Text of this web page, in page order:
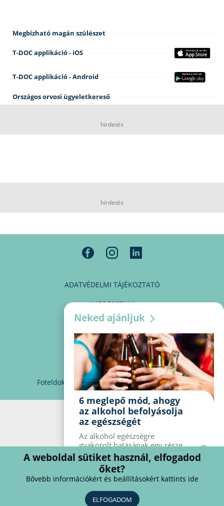
Megbízható magán szülészet
T-DOC applikáció - iOS
T-DOC applikáció - Android
Országos orvosi ügyeletkereső
hirdetés
hirdetés
ADATVÉDELMI TÁJÉKOZTATÓ
IMPRESSZUM
MÉDIAAJÁNLAT
PARTNEREINK
KAPCSOLAT
Foteldoki info@foteldoki.hu Süti beállítások
Neked ajánljuk
6 meglepő mód, ahogy
az alkohol befolyásolja
az egészségét
Az alkohol egészségre
gyakorolt ​​hatásának egy része
jól ismert, mások azonban
meglepők lehetnek. Van hat
kevésbé ismert hatás, amelyet
az alkohol gyakorol a
szervezetre.
A weboldal sütiket használ, elfogadod
őket?
Bővebb információkért és beállításokért kattints ide
ELFOGADOM